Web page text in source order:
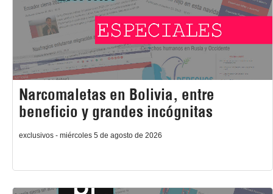
Narcomaletas en Bolivia, entre
beneficio y grandes incógnitas
exclusivos - miércoles 5 de agosto de 2026